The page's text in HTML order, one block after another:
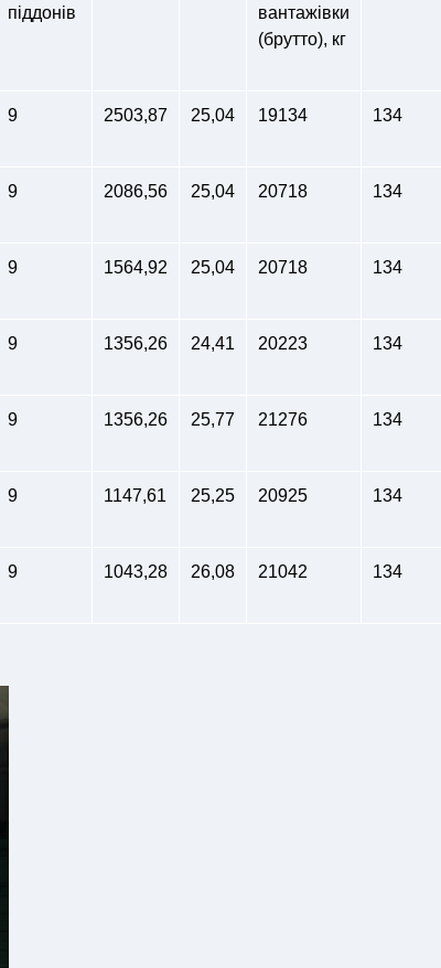
піддонів
вантажівки
(брутто), кг
9 2503,87 25,04 19134 134
9 2086,56 25,04 20718 134
9 1564,92 25,04 20718 134
9 1356,26 24,41 20223 134
9 1356,26 25,77 21276 134
9 1147,61 25,25 20925 134
9 1043,28 26,08 21042 134